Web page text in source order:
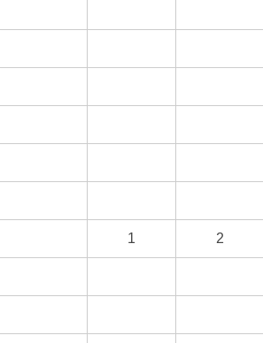
1 2